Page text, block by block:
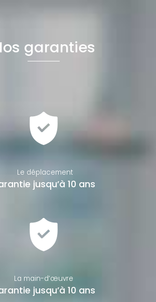
garanties
Le déplacement
jusqu’à 10 ans
La main-d’œuvre
jusqu’à 10 ans